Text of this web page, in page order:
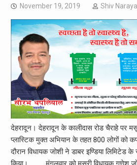
November 19, 2019 Shiv
देहरादून। देहरादून के कालीदास रोड चैराहे पर
प्लास्टिक मुक्त अभियान के तहत 800 लोगों को
दौरान विधायक जोशी ने डाबर इण्डिया लिमिटेड